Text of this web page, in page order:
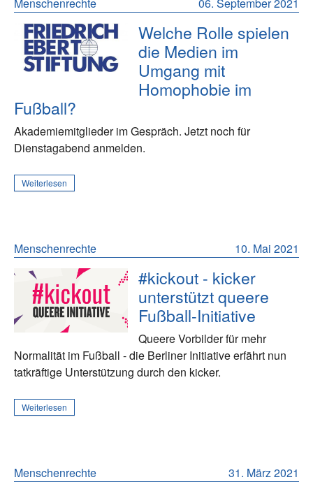
06. September 2021
Menschenrechte
Welche Rolle spielen
die Medien im
Umgang mit
Homophobie im
Fußball?
Akademiemitglieder im Gespräch. Jetzt noch für
Dienstagabend anmelden.
Weiterlesen
10. Mai 2021
Menschenrechte
#kickout - kicker
unterstützt queere
Fußball-Initiative
Queere Vorbilder für mehr
Normalität im Fußball - die Berliner Initiative erfährt nun
tatkräftige Unterstützung durch den kicker.
Weiterlesen
31. März 2021
Menschenrechte